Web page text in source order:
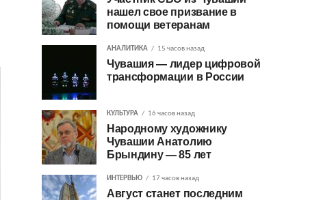
нашел свое призвание в
помощи ветеранам
АНАЛИТИКА 15 часов назад
Чувашия — лидер цифровой
трансформации в России
КУЛЬТУРА 16 часов назад
Народному художнику
Чувашии Анатолию
Брындину — 85 лет
ИНТЕРВЬЮ 17 часов назад
Август станет последним